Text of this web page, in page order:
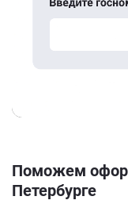
Поможем
Петербурге